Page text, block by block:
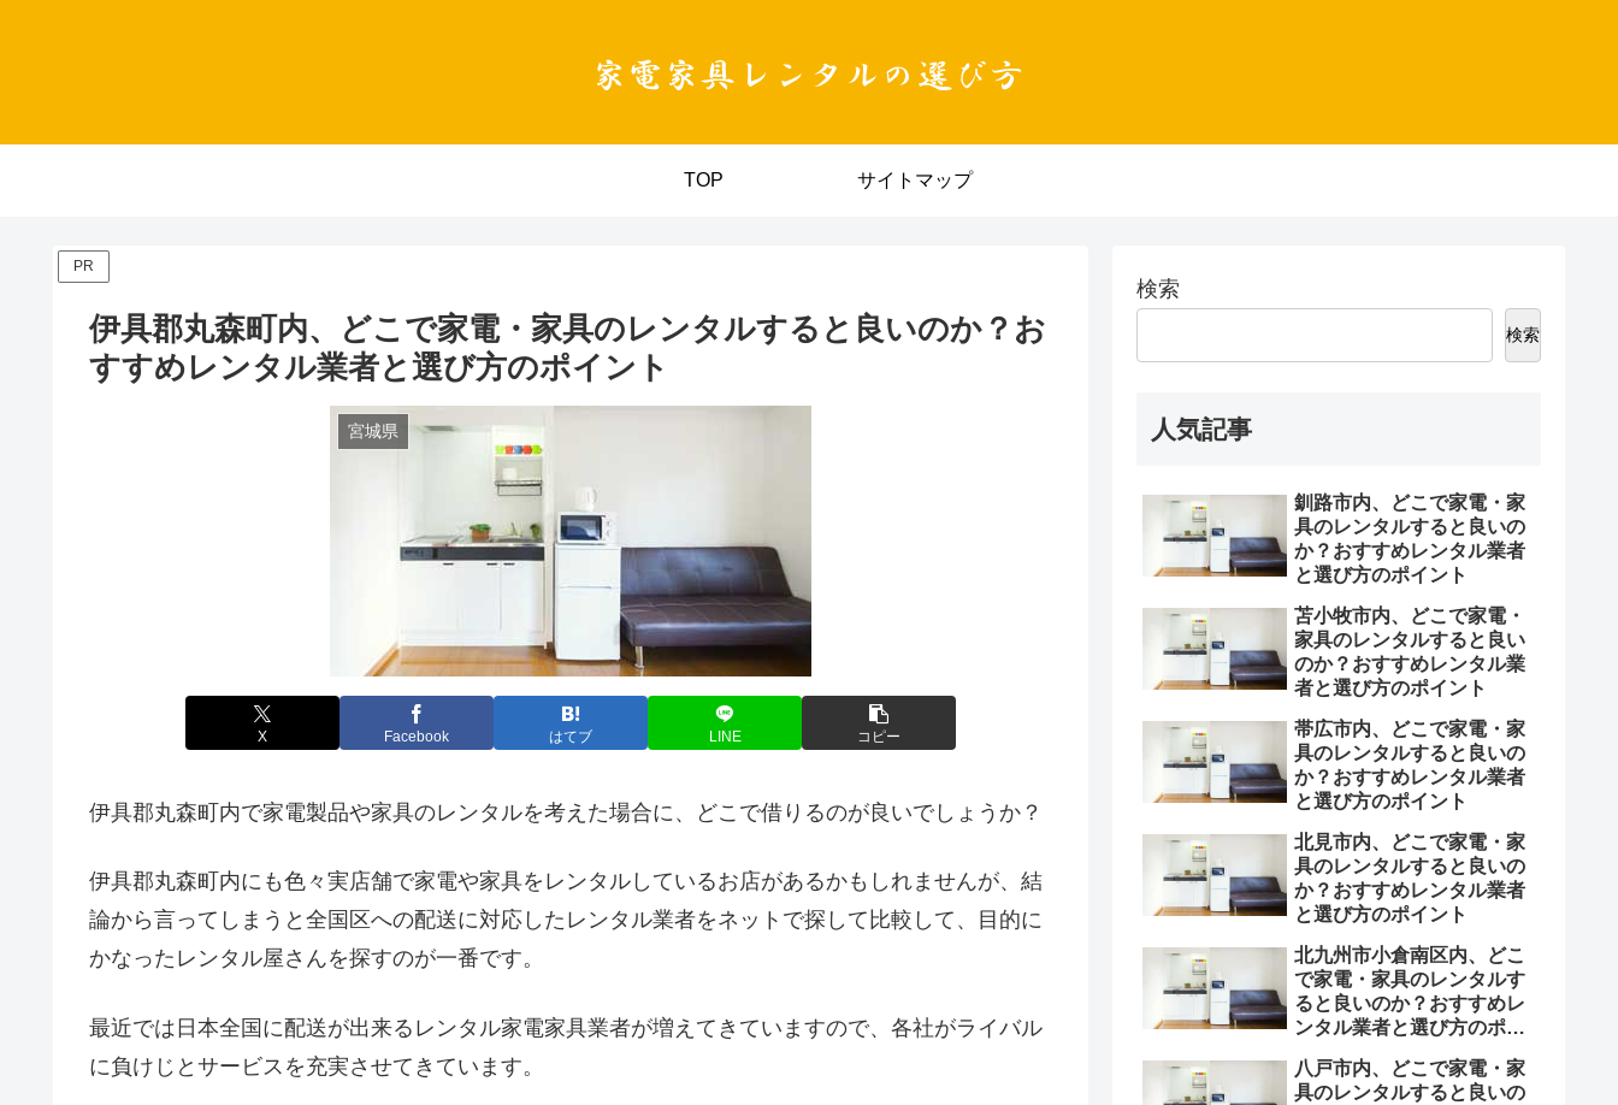
TOP サイトマップ
PR
伊具郡丸森町内、どこで家電・家具のレンタルすると良いのか？お
すすめレンタル業者と選び方のポイント
宮城県
X Facebook はてブ LINE コピー
伊具郡丸森町内で家電製品や家具のレンタルを考えた場合に、どこで借りるのが良いでしょうか？
伊具郡丸森町内にも色々実店舗で家電や家具をレンタルしているお店があるかもしれませんが、結
論から言ってしまうと全国区への配送に対応したレンタル業者をネットで探して比較して、目的に
かなったレンタル屋さんを探すのが一番です。
最近では日本全国に配送が出来るレンタル家電家具業者が増えてきていますので、各社がライバル
に負けじとサービスを充実させてきています。
検索
検索
人気記事
釧路市内、どこで家電・家
具のレンタルすると良いの
か？おすすめレンタル業者
と選び方のポイント
苫小牧市内、どこで家電・
家具のレンタルすると良い
のか？おすすめレンタル業
者と選び方のポイント
帯広市内、どこで家電・家
具のレンタルすると良いの
か？おすすめレンタル業者
と選び方のポイント
北見市内、どこで家電・家
具のレンタルすると良いの
か？おすすめレンタル業者
と選び方のポイント
北九州市小倉南区内、どこ
で家電・家具のレンタルす
ると良いのか？おすすめレ
ンタル業者と選び方のポイ
八戸市内、どこで家電・家
具のレンタルすると良いの